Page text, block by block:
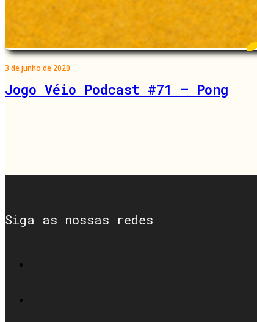
3 de junho de 2020
Jogo Véio Podcast #71 – Pong
Siga as nossas redes